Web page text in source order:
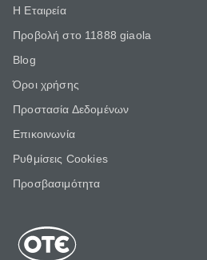
Η Εταιρεία
Προβολή στο 11888 giaola
Blog
Όροι χρήσης
Προστασία Δεδομένων
Επικοινωνία
Ρυθμίσεις Cookies
Προσβασιμότητα